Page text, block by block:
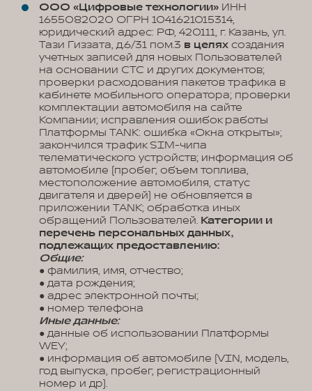
ООО «Цифровые технологии» ИНН
1655082020 ОГРН 1041621015314,
юридический адрес: РФ, 420111, г. Казань, ул.
Тази Гиззата, д.6/31 пом.3 в целях создания
учетных записей для новых Пользователей
на основании СТС и других документов;
проверки расходования пакетов трафика в
кабинете мобильного оператора; проверки
комплектации автомобиля на сайте
Компании; исправления ошибок работы
Платформы TANK: ошибка «Окна открыты»;
закончился трафик SIM-чипа
телематического устройств; информация об
автомобиле (пробег, объем топлива,
местоположение автомобиля, статус
двигателя и дверей) не обновляется в
приложении TANK; обработка иных
обращений Пользователей. Категории и
перечень персональных данных,
подлежащих предоставлению:
Общие:
● фамилия, имя, отчество;
● дата рождения;
● адрес электронной почты;
● номер телефона
Иные данные:
● данные об использовании Платформы
WEY;
● информация об автомобиле (VIN, модель,
год выпуска, пробег, регистрационный
номер и др).